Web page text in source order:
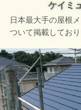
ケイミ
日本最大手の屋根
ついて掲載しており